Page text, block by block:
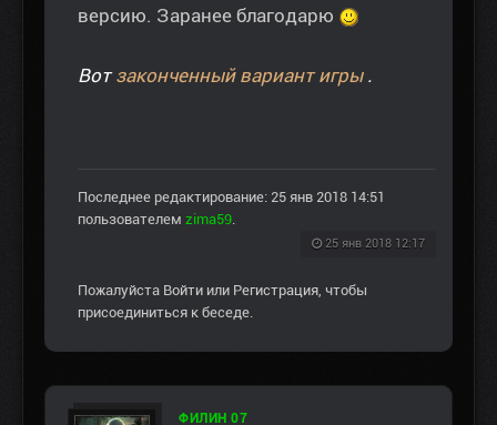
версию. Заранее благодарю
Вотзаконченный вариант игры.
Последнее редактирование: 25 янв 2018 14:51
пользователем zima59.
25 янв 2018 12:17
Пожалуйста Войти или Регистрация, чтобы
присоединиться к беседе.
ФИЛИН 07